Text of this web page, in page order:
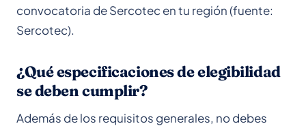
convocatoria de Sercotec en tu región (fuente:
Sercotec).
¿Qué especificaciones de elegibilidad
se deben cumplir?
Además de los requisitos generales, no debes